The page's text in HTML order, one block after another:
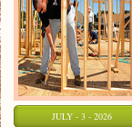
JULY - 3 - 2026